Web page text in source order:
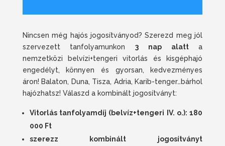
Nincsen még hajós jogosítványod? Szerezd meg jól
szervezett tanfolyamunkon3 nap alatta
nemzetközi belvízi+tengeri vitorlás és kisgéphajó
engedélyt, könnyen és gyorsan, kedvezményes
áron! Balaton, Duna, Tisza, Adria, Karib-tenger…bárhol
hajózhatsz! Válaszd a kombinált jogosítványt:
Vitorlás tanfolyamdíj (belvíz+tengeri IV. o.): 180
000 Ft
szerezz kombinált jogosítványt